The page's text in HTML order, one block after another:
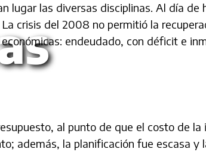
lugar las diversas disciplinas. Al día de
crisis del 2008 no permitió la
endeudado, con déficit e
al punto de que el costo de
además, la planificación fue escasa y